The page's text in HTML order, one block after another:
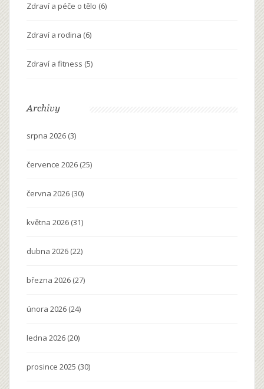
Zdraví a péče o tělo (6)
Zdraví a rodina (6)
Zdraví a fitness (5)
Archivy
srpna 2026 (3)
července 2026 (25)
června 2026 (30)
května 2026 (31)
dubna 2026 (22)
března 2026 (27)
února 2026 (24)
ledna 2026 (20)
prosince 2025 (30)